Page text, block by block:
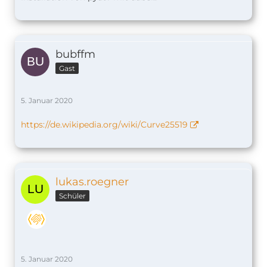
bubffm
Gast
5. Januar 2020
https://de.wikipedia.org/wiki/Curve25519
lukas.roegner
Schüler
5. Januar 2020